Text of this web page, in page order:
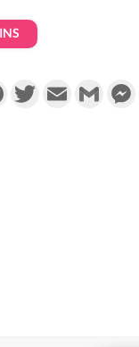
INS
FacebookTwitterEmail Gmail